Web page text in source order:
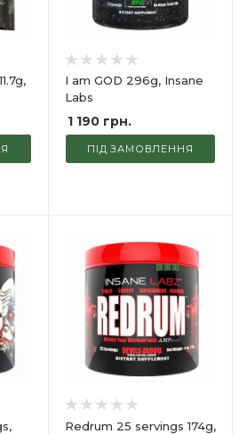
I am GOD 296g, Insane
Labs
1 190грн.
ПІД ЗАМОВЛЕННЯ
Redrum 25 servings 174g,